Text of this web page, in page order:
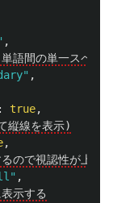
,
語間の単一スペー
,
: true,
縦線を表示)
,
ので視認性が上が
,
示する